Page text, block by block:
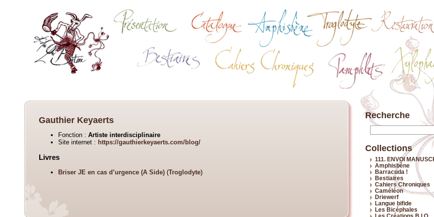
Gauthier Keyaerts
Fonction : Artiste interdisciplinaire
Site internet : https://gauthierkeyaerts.com/blog/
Livres
Briser JE en cas d’urgence (A Side) (Troglodyte)
Recherche
Collections
111. ENVOI
Amphisbène
Barracuda !
Bestiaires
Cahiers Chroniques
Caméléon
Driewerf
Langue bifide
Les Bicéphales